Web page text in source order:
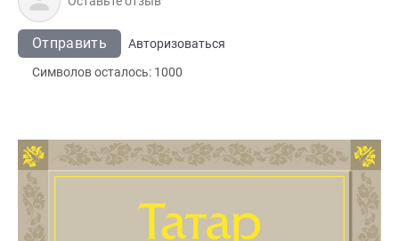
Отправить
Авторизоваться
Символов осталось: 1000